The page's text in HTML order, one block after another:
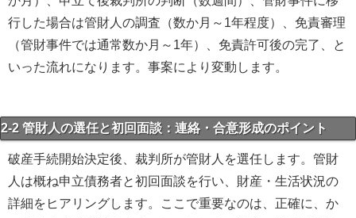
行した場合は管財人の調査（数か月～1年程度）、免責審理
（管財事件では通常数か月～1年）、免責許可後の完了、と
いった流れになります。事案により変動します。
2-2 管財人の選任と初回面談：連絡・合意形成のポイント
破産手続開始決定後、裁判所が管財人を選任します。管財
人は概ね申立債務者と初回面談を行い、財産・生活状況の
詳細をヒアリングします。ここで重要なのは、正確に、か